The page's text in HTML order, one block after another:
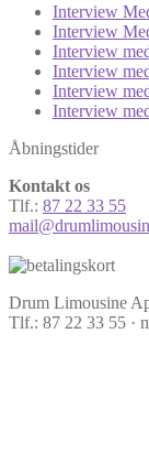
Interview
Interview
Interview
Interview
Interview
Interview
Åbningstider
Kontakt os
Tlf.: 87 22 33 55
Drum Limousine
Tlf.: 87 22 33 55 ·